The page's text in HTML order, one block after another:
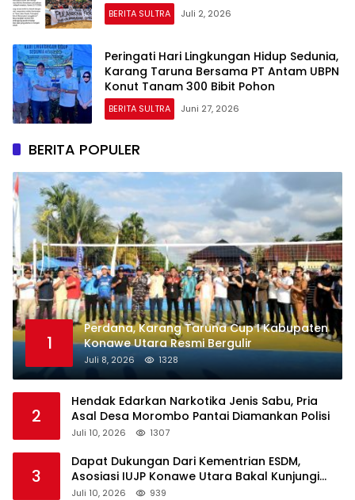
BERITA SULTRA Juli 2, 2026
Peringati Hari Lingkungan Hidup Sedunia,
Karang Taruna Bersama PT Antam UBPN
Konut Tanam 300 Bibit Pohon
BERITA SULTRA Juni 27, 2026
BERITA POPULER
1
Perdana, Karang Taruna Cup I Kabupaten
Konawe Utara Resmi Bergulir
Juli 8, 2026 1328
2
Hendak Edarkan Narkotika Jenis Sabu, Pria
Asal Desa Morombo Pantai Diamankan Polisi
Juli 10, 2026 1307
3
Dapat Dukungan Dari Kementrian ESDM,
Asosiasi IUJP Konawe Utara Bakal Kunjungi
Pemegang IUP di Konut
Juli 10, 2026 939